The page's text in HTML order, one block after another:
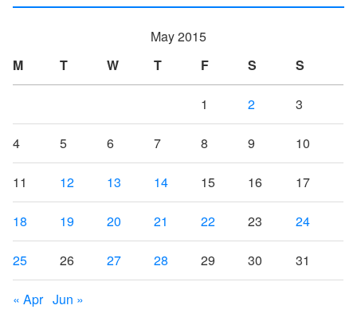
May 2015
M
T W T F S S
1 2 3
4 5 6 7 8 9 10
11 12 13 14 15 16 17
18 19 20 21 22 23 24
25 26 27 28 29 30 31
« Apr Jun »